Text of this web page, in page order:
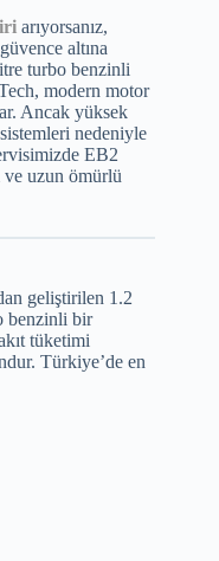
arıyorsanız,
altına
turbo benzinli
modern motor
Ancak yüksek
nedeniyle
EB2
ve uzun ömürlü
geliştirilen 1.2
benzinli bir
tüketimi
Türkiye’de en